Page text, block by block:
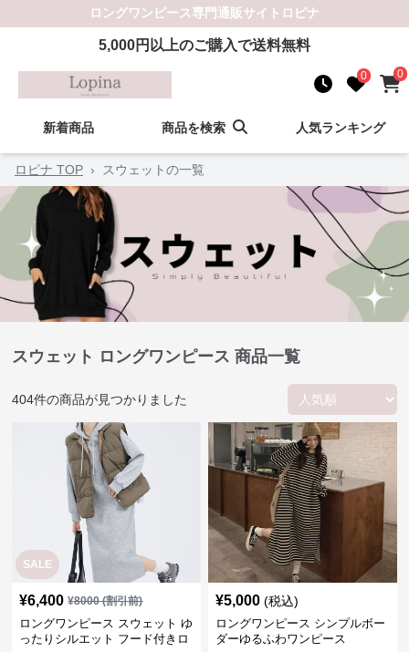
ロングワンピース専門通販サイト ロピナ
5,000円以上のご購入で送料無料
0 0
新着商品 商品を検索 人気ランキング
ロピナ TOP › スウェットの一覧
スウェット ロングワンピース 商品一覧
404件の商品が見つかりました
SALE
¥6,400 ¥8000(割引前)
ロングワンピース スウェット ゆ
ったりシルエット フード付きロ
¥5,000 (税込)
ロングワンピース シンプルボー
ダーゆるふわワンピース